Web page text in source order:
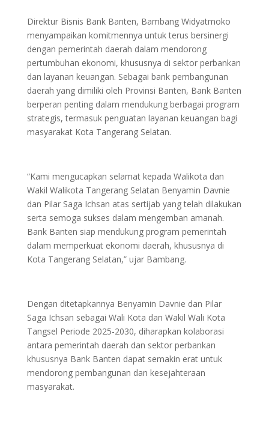
Direktur Bisnis Bank Banten, Bambang Widyatmoko
menyampaikan komitmennya untuk terus bersinergi
dengan pemerintah daerah dalam mendorong
pertumbuhan ekonomi, khususnya di sektor perbankan
dan layanan keuangan. Sebagai bank pembangunan
daerah yang dimiliki oleh Provinsi Banten, Bank Banten
berperan penting dalam mendukung berbagai program
strategis, termasuk penguatan layanan keuangan bagi
masyarakat Kota Tangerang Selatan.
“Kami mengucapkan selamat kepada Walikota dan
Wakil Walikota Tangerang Selatan Benyamin Davnie
dan Pilar Saga Ichsan atas sertijab yang telah dilakukan
serta semoga sukses dalam mengemban amanah.
Bank Banten siap mendukung program pemerintah
dalam memperkuat ekonomi daerah, khususnya di
Kota Tangerang Selatan,” ujar Bambang.
Dengan ditetapkannya Benyamin Davnie dan Pilar
Saga Ichsan sebagai Wali Kota dan Wakil Wali Kota
Tangsel Periode 2025-2030, diharapkan kolaborasi
antara pemerintah daerah dan sektor perbankan
khususnya Bank Banten dapat semakin erat untuk
mendorong pembangunan dan kesejahteraan
masyarakat.